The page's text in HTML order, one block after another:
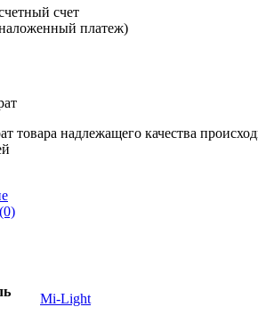
счет
платеж)
товара надлежащего качества
Mi-Light